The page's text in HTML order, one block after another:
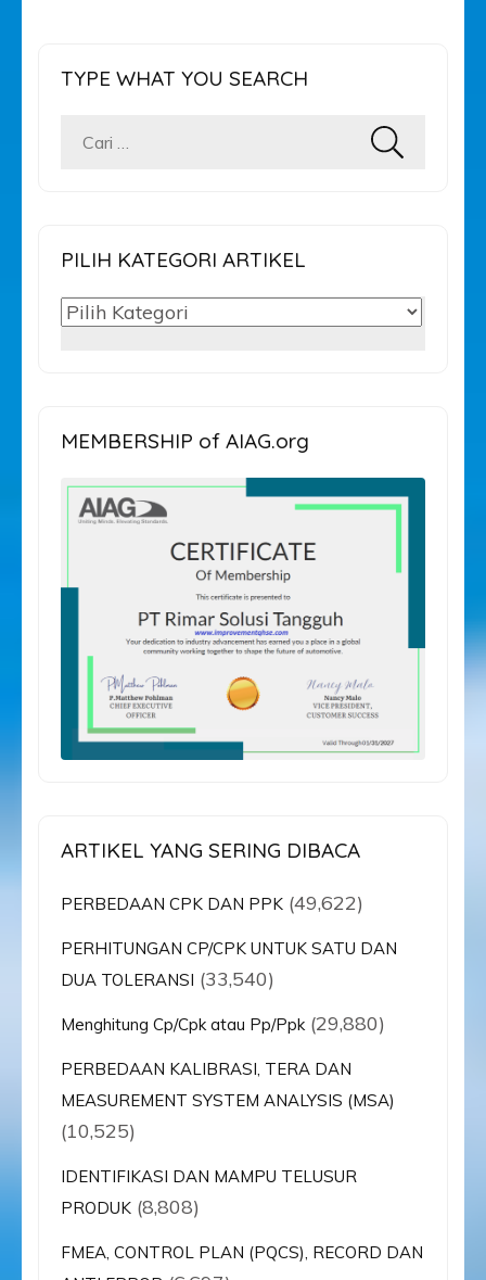
TYPE WHAT YOU SEARCH
Cari
PILIH KATEGORI ARTIKEL
PILIH
MEMBERSHIP of AIAG.org
ARTIKEL YANG SERING DIBACA
PERBEDAAN CPK DAN PPK (49,622)
PERHITUNGAN CP/CPK UNTUK SATU DAN
DUA TOLERANSI (33,540)
Menghitung Cp/Cpk atau Pp/Ppk (29,880)
PERBEDAAN KALIBRASI, TERA DAN
MEASUREMENT SYSTEM ANALYSIS (MSA)
(10,525)
IDENTIFIKASI DAN MAMPU TELUSUR
PRODUK (8,808)
FMEA, CONTROL PLAN (PQCS), RECORD DAN